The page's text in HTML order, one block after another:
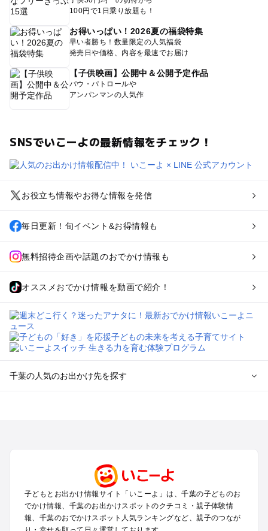
100円で1日乗り放題も！
お得いっぱい！2026夏の福袋特集
早い者勝ち！数量限定の人気福袋
発売日や価格、内容を最速でお届け
【子供映画】公開中＆公開予定作品
パウ・パトロールや
アンパンマンの人気作
SNSでいこーよの最新情報をチェック！
お役立ち情報やお得な情報を発信
毎日更新！旬イベント&お得情報も
無料招待企画や話題のおでかけ情報も
オススメおでかけ情報を動画で紹介！
千葉の人気のお出かけ先を探す
成田・印西・酒々井のプールお出かけ
館山・南房総のプールお出かけ
九十九里・銚子のプールお出かけ
千葉市・市原のプールお出かけ
鴨川・勝浦・御宿のプールお出かけ
子どもとお出かけ情報サイト「いこーよ」は、千葉の子どものお
でかけ情報、千葉のお出かけスポットのクチコミ・親子体験情
報、千葉のおでかけスポット人気ランキングなど、親子のつなが